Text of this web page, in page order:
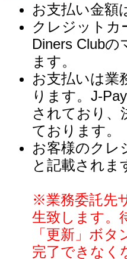
お支払い金額
クレジットカ
Diners Club
ます。
お支払いは業
ります。J-
されており、
ております。
お客様のクレ
と記載されま
※業務委託先
生致します。
「更新」ボ
完了できなく